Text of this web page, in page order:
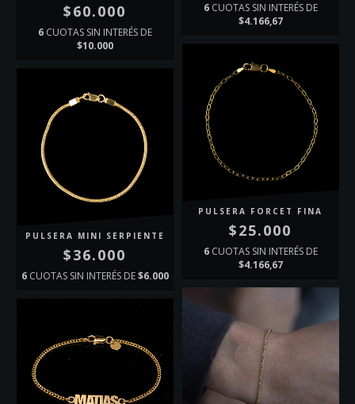
$60.000
6 CUOTAS SIN INTERÉS DE
$10.000
6 CUOTAS SIN INTERÉS DE
$4.166,67
PULSERA MINI SERPIENTE
$36.000
6 CUOTAS SIN INTERÉS DE$6.000
PULSERA FORCET FINA
$25.000
6 CUOTAS SIN INTERÉS DE
$4.166,67